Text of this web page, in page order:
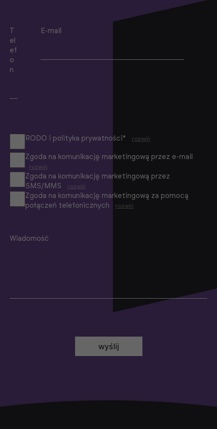
el
ef
o
n
E-mail
RODO i polityka prywatności* rozwiń
Zgoda na komunikację marketingową przez e-mail
rozwiń
Zgoda na komunikację marketingową przez
SMS/MMS
rozwiń
Zgoda na komunikację marketingową za pomocą
połączeń telefonicznych
rozwiń
Wiadomość